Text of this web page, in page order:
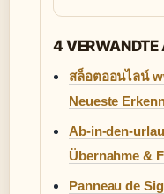
4 VERWANDTE
สล็อตออนไลน์
Neueste
Ab-in-den-
Übernahme &
Panneau de